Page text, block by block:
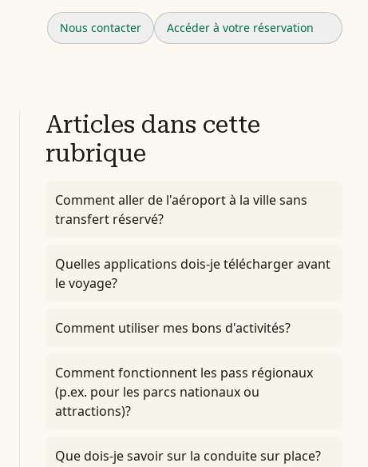
Nous contacter Accéder à votre réservation
Articles dans cette
rubrique
Comment aller de l'aéroport à la ville sans
transfert réservé?
Quelles applications dois-je télécharger avant
le voyage?
Comment utiliser mes bons d'activités?
Comment fonctionnent les pass régionaux
(p.ex. pour les parcs nationaux ou
attractions)?
Que dois-je savoir sur la conduite sur place?